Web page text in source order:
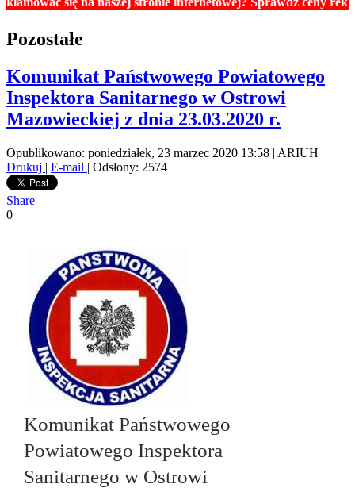
Pozostałe
Komunikat Państwowego Powiatowego
Inspektora Sanitarnego w Ostrowi
Mazowieckiej z dnia 23.03.2020 r.
Opublikowano: poniedziałek, 23 marzec 2020 13:58 | ARIUH |
Drukuj | E-mail | Odsłony: 2574
Share
0
Komunikat Państwowego
Powiatowego Inspektora
Sanitarnego w Ostrowi